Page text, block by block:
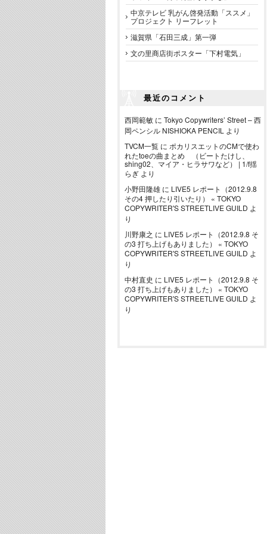
中京テレビ 乳がん啓発活動「ススメ」
プロジェクト リーフレット
滋賀県「石田三成」第一弾
文の里商店街ポスター「下村電気」
最近のコメント
西岡範敏 に Tokyo Copywriters’ Street – 西
岡ペンシル NISHIOKA PENCIL より
TVCM一覧 に ポカリスエットのCMで使わ
れたtoeの曲まとめ （ビートたけし、
shing02、マイア・ヒラサワなど） | 1/f揺
らぎ より
小野田隆雄 に LIVE5 レポート（2012.9.8
その4 押したり引いたり） « TOKYO
COPYWRITER'S STREETLIVE GUILD よ
り
川野康之 に LIVE5 レポート（2012.9.8 そ
の3 打ち上げもありました） « TOKYO
COPYWRITER'S STREETLIVE GUILD よ
り
中村直史 に LIVE5 レポート（2012.9.8 そ
の3 打ち上げもありました） « TOKYO
COPYWRITER'S STREETLIVE GUILD よ
り